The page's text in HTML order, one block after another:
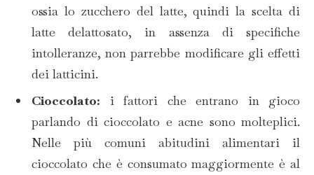
ossia lo zucchero del latte, quindi la scelta di
latte delattosato, in assenza di specifiche
intolleranze, non parrebbe modificare gli effetti
dei latticini.
Cioccolato: i fattori che entrano in gioco
parlando di cioccolato e acne sono molteplici.
Nelle più comuni abitudini alimentari il
cioccolato che è consumato maggiormente è al